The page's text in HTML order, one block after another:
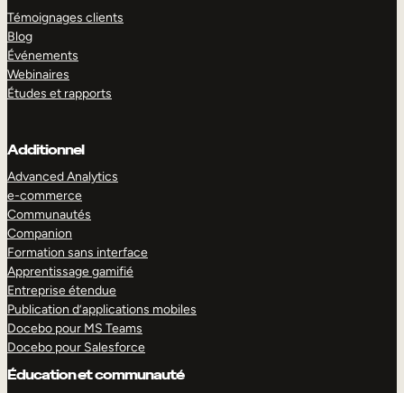
Témoignages clients
Blog
Événements
Webinaires
Études et rapports
Additionnel
Advanced Analytics
e-commerce
Communautés
Companion
Formation sans interface
Apprentissage gamifié
Entreprise étendue
Publication d’applications mobiles
Docebo pour MS Teams
Docebo pour Salesforce
Éducation et communauté